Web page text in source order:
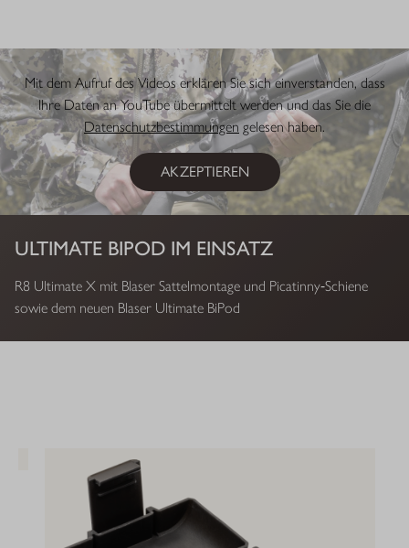
Mit dem Aufruf des Videos erklären Sie sich einverstanden, dass
Ihre Daten an YouTube übermittelt werden und das Sie die
Datenschutzbestimmungengelesen haben.
AKZEPTIEREN
ULTIMATE BIPOD IM EINSATZ
R8 Ultimate X mit Blaser Sattelmontage und Picatinny‑Schiene
sowie dem neuen Blaser Ultimate BiPod